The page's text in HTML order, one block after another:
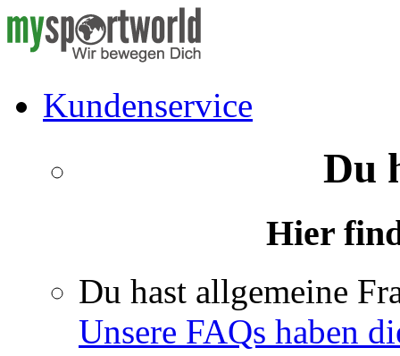
Kundenservice
Du
Hier
Du hast allgemeine
Unsere FAQs haben